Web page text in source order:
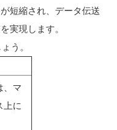
短縮され、データ伝送
実現します。
う。
、マ
上に